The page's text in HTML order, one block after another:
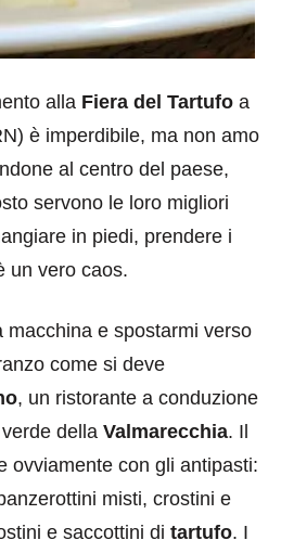
alla Fiera del Tartufo a
è imperdibile, ma non amo
al centro del paese,
servono le loro migliori
in piedi, prendere i
un vero caos.
macchina e spostarmi verso
come si deve
, un ristorante a conduzione
della Valmarecchia. Il
ovviamente con gli antipasti:
misti, crostini e
e saccottini di tartufo. I